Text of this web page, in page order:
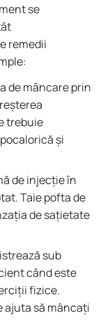
se
remedii
de mâncare prin
trebuie
și
de injecție în
Taie pofta de
de sațietate
sub
când este
fizice.
ajuta să mâncați